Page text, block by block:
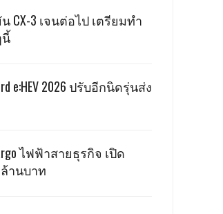
น CX-3 เจนต่อไป เตรียมทำ
นี้
e:HEV 2026 ปรับอีกนิดรุ่นส่ง
ไฟฟ้าสายธุรกิจ เปิด
ล้านบาท